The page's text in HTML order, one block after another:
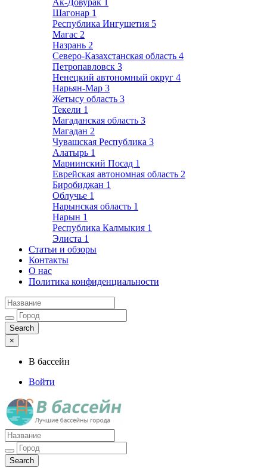
Ак-Довурак 1
Шагонар 1
Республика Ингушетия 5
Магас 2
Назрань 2
Северо-Казахстанская область 4
Петропавловск 3
Ненецкий автономный округ 4
Нарьян-Мар 3
Жетысу область 3
Текели 1
Магаданская область 3
Магадан 2
Чувашская Республика 3
Алатырь 1
Мариинский Посад 1
Еврейская автономная область 2
Биробиджан 1
Облучье 1
Нарынская область 1
Нарын 1
Республика Калмыкия 1
Элиста 1
Статьи и обзоры
Контакты
О нас
Политика конфиденциальности
×
В бассейн
Войти
Лучшие бассейны города